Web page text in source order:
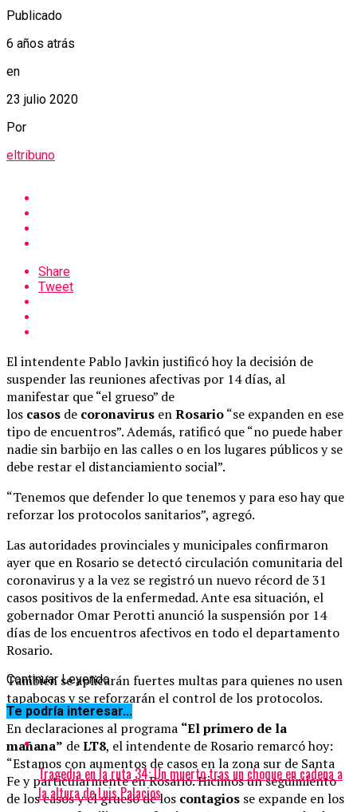
Publicado
6 años atrás
en
23 julio 2020
Por
eltribuno
Share
Tweet
El intendente Pablo Javkin justificó hoy la decisión de
suspender las reuniones afectivas por 14 días, al
manifestar que “el grueso” de
los casos de coronavirus enRosario“se expanden en ese
tipo de encuentros”. Además, ratificó que “no puede haber
nadie sin barbijo en las calles o en los lugares públicos y se
debe restar el distanciamiento social”.
“Tenemos que defender lo que tenemos y para eso hay que
reforzar los protocolos sanitarios”, agregó.
Las autoridades provinciales y municipales confirmaron
ayer que en Rosario se detectó circulación comunitaria del
coronavirus y a la vez se registró un nuevo récord de 31
casos positivos de la enfermedad. Ante esa situación, el
gobernador Omar Perotti anunció la suspensión por 14
días de los encuentros afectivos en todo el departamento
Rosario.
También se aplicarán fuertes multas para quienes no usen
tapabocas y se reforzarán el control de los protocolos.
En declaraciones al programa “El primero de la
mañana” deLT8, el intendente de Rosario remarcó hoy:
“Estamos con aumentos de casos en la zona sur de Santa
Fe y particularmente en Rosario. Hicimos un seguimiento
de los casos y el grueso de los contagios se expande en los
Continuar Leyendo
Te podría interesar...
Tragedia en la ruta 34: Un muerto tras un choque en cadena a
la altura de Luis Palacios